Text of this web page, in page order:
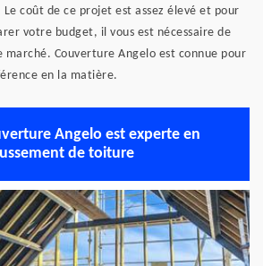
coût de ce projet est assez élevé et pour
votre budget, il vous est nécessaire de
marché. Couverture Angelo est connue pour
en la matière.
Angelo est experte en
de toiture